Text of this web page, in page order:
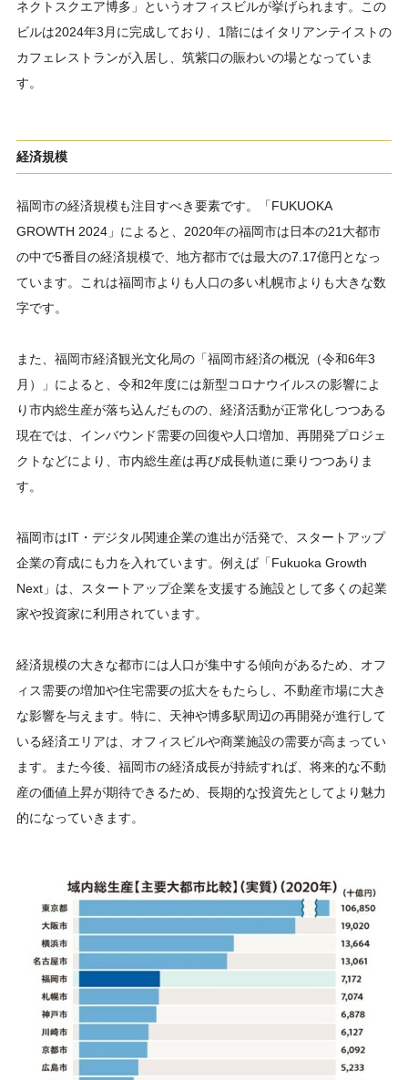
ネクトスクエア博多」というオフィスビルが挙げられます。この
ビルは2024年3月に完成しており、1階にはイタリアンテイストの
カフェレストランが入居し、筑紫口の賑わいの場となっていま
す。
経済規模
福岡市の経済規模も注目すべき要素です。「FUKUOKA
GROWTH 2024」によると、2020年の福岡市は日本の21大都市
の中で5番目の経済規模で、地方都市では最大の7.17億円となっ
ています。これは福岡市よりも人口の多い札幌市よりも大きな数
字です。
また、福岡市経済観光文化局の「福岡市経済の概況（令和6年3
月）」によると、令和2年度には新型コロナウイルスの影響によ
り市内総生産が落ち込んだものの、経済活動が正常化しつつある
現在では、インバウンド需要の回復や人口増加、再開発プロジェ
クトなどにより、市内総生産は再び成長軌道に乗りつつありま
す。
福岡市はIT・デジタル関連企業の進出が活発で、スタートアップ
企業の育成にも力を入れています。例えば「Fukuoka Growth
Next」は、スタートアップ企業を支援する施設として多くの起業
家や投資家に利用されています。
経済規模の大きな都市には人口が集中する傾向があるため、オフ
ィス需要の増加や住宅需要の拡大をもたらし、不動産市場に大き
な影響を与えます。特に、天神や博多駅周辺の再開発が進行して
いる経済エリアは、オフィスビルや商業施設の需要が高まってい
ます。また今後、福岡市の経済成長が持続すれば、将来的な不動
産の価値上昇が期待できるため、長期的な投資先としてより魅力
的になっていきます。